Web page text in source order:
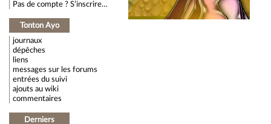
Pas de compte ? S’inscrire…
Tonton Ayo
journaux
dépêches
liens
messages sur les forums
entrées du suivi
ajouts au wiki
commentaires
Derniers